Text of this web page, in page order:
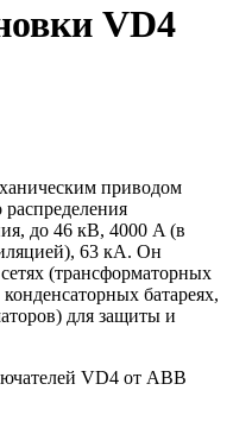
VD4
приводом
распределения
до 46 кВ, 4000 A (в
63 кА. Он
(трансформаторных
батареях,
для защиты и
VD4 от ABB